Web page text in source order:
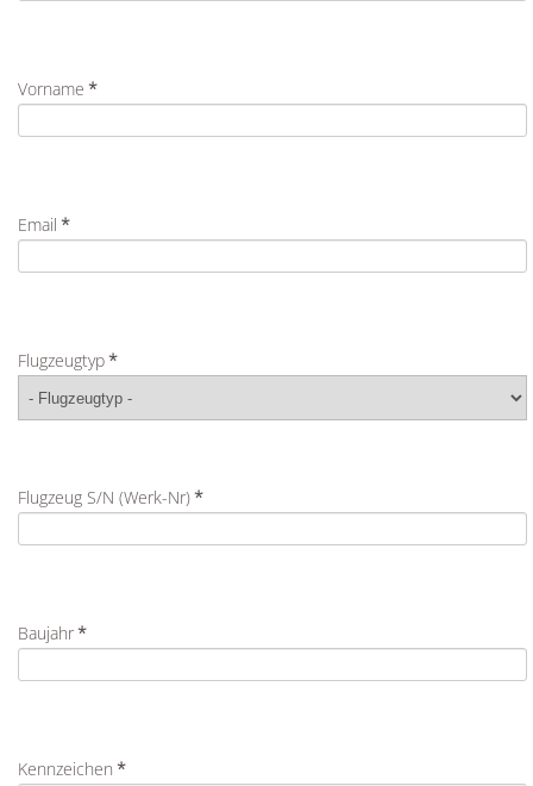
Vorname *
Email *
Flugzeugtyp*
Flugzeug S/N (Werk-Nr)*
Baujahr*
Kennzeichen *